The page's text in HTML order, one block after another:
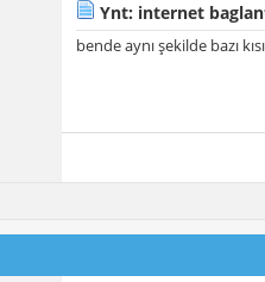
Ynt: internet
bende aynı şekilde bazı